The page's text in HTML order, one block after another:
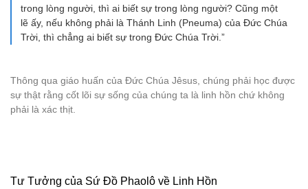
trong lòng người, thì ai biết sự trong lòng người? Cũng một
lẽ ấy, nếu không phải là Thánh Linh (Pneuma) của Đức Chúa
Trời, thì chẳng ai biết sự trong Đức Chúa Trời.”
Thông qua giáo huấn của Đức Chúa Jêsus, chúng phải học được
sự thật rằng cốt lõi sự sống của chúng ta là linh hồn chứ không
phải là xác thịt.
Tư Tưởng của Sứ Đồ Phaolô về Linh Hồn